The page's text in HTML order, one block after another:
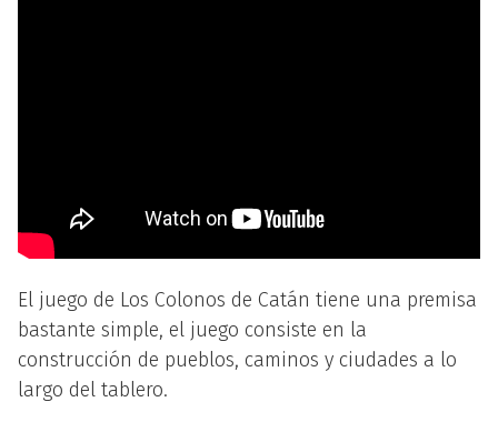
El juego de Los Colonos de Catán tiene una premisa
bastante simple, el juego consiste en la
construcción de pueblos, caminos y ciudades a lo
largo del tablero.